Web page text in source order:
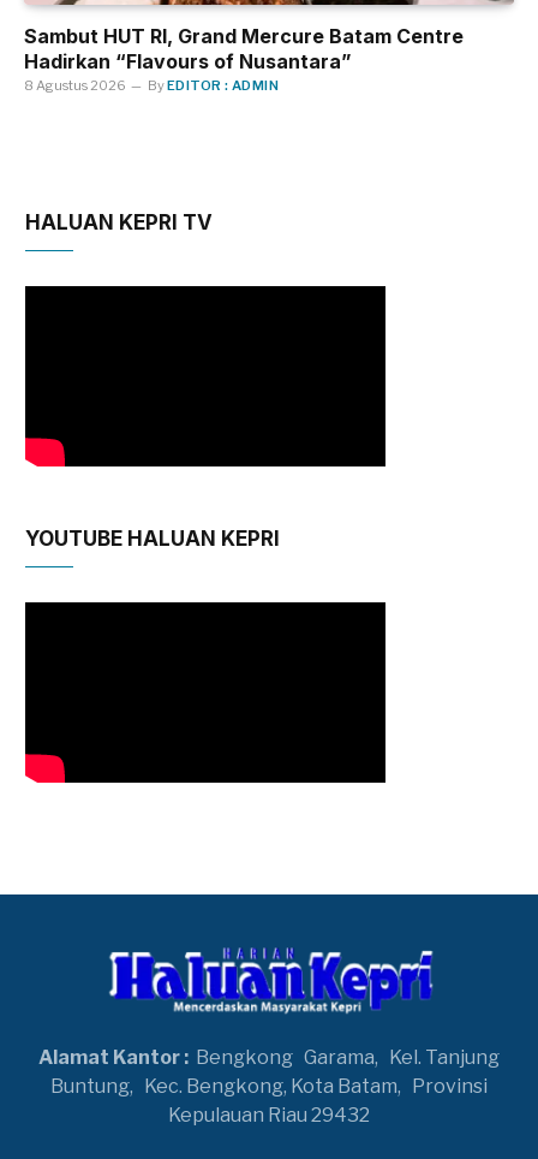
Sambut HUT RI, Grand Mercure Batam Centre
Hadirkan “Flavours of Nusantara”
8 Agustus 2026 ByEDITOR : ADMIN
HALUAN KEPRI TV
YOUTUBE HALUAN KEPRI
Alamat Kantor : Bengkong Garama, Kel. Tanjung
Buntung, Kec. Bengkong, Kota Batam, Provinsi
Kepulauan Riau 29432